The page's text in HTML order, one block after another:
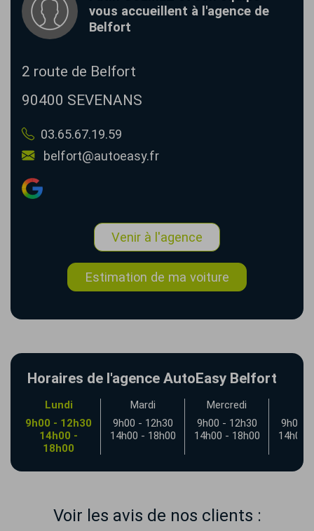
vous accueillent à l'agence de
Belfort
2 route de Belfort
90400 SEVENANS
03.65.67.19.59
belfort@autoeasy.fr
Venir à l'agence
Estimation de ma voiture
Horaires de l'agence AutoEasy Belfort
Lundi
9h00 - 12h30
14h00 -
18h00
Mardi
9h00 - 12h30
14h00 - 18h00
Mercredi
9h00 - 12h30
14h00 - 18h00
9h00 -
14h00
Voir les avis de nos clients :